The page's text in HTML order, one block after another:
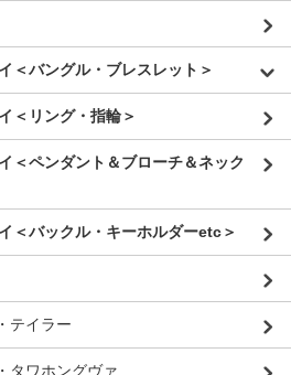
＜バングル・ブレスレット＞
＜リング・指輪＞
＜ペンダント＆ブローチ＆ネック
＜バックル・キーホルダーetc＞
テイラー
タワホングヴァ